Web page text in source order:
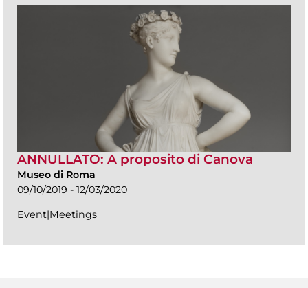
ANNULLATO: A proposito di Canova
Museo di Roma
09/10/2019 - 12/03/2020
Event|Meetings